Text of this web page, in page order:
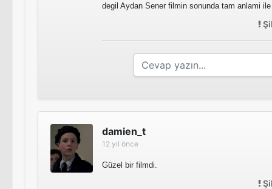
degil Aydan Sener filmin sonunda tam anlami
damien_t
12 yıl önce
Güzel bir filmdi.